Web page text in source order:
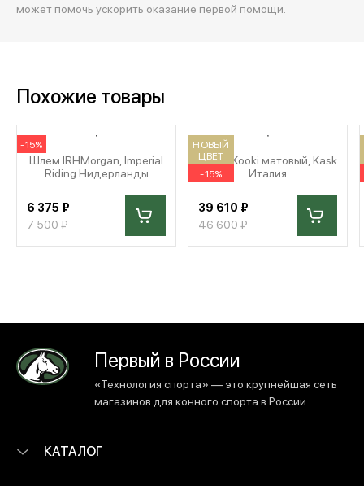
может помочь ускорить оказание первой помощи.
Похожие товары
-15%
Шлем IRHMorgan, Imperial
Riding Нидерланды
6 375 ₽
7 500 ₽
НОВЫЙ
ЦВЕТ
-15%
Шлем Kooki матовый, Kask
Италия
39 610 ₽
46 600 ₽
Первый в России
«Технология спорта» — это крупнейшая сеть
магазинов для конного спорта в России
КАТАЛОГ